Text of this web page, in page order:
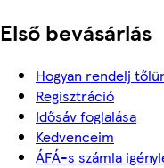
Első bevásárlás
Hogyan rendelj
Regisztráció
Idősáv foglalása
Kedvenceim
ÁFÁ-s számla